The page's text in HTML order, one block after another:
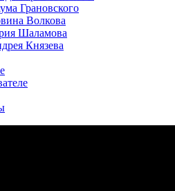
Грановского
Волкова
Шаламова
Князева